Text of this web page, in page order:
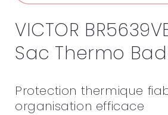
VICTOR
BD
VICTOR
BD
VICTOR
Sac Thermo
Protection thermique
organisation efficace